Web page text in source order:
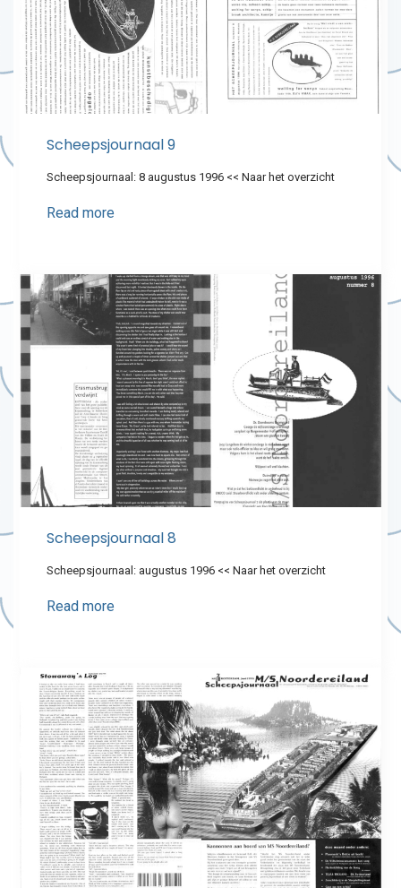
Scheepsjournaal 9
Scheepsjournaal: 8 augustus 1996 << Naar het overzicht
Read more
Scheepsjournaal 8
Scheepsjournaal: augustus 1996 << Naar het overzicht
Read more